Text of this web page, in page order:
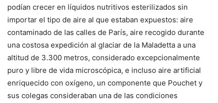
podían crecer en líquidos nutritivos esterilizados sin
importar el tipo de aire al que estaban expuestos: aire
contaminado de las calles de París, aire recogido durante
una costosa expedición al glaciar de la Maladetta a una
altitud de 3.300 metros, considerado excepcionalmente
puro y libre de vida microscópica, e incluso aire artificial
enriquecido con oxígeno, un componente que Pouchet y
sus colegas consideraban una de las condiciones